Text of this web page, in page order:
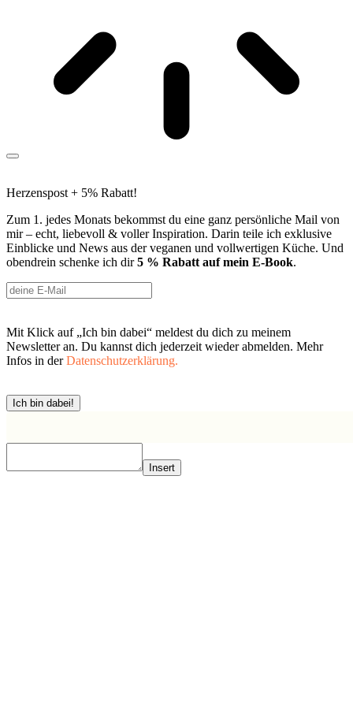
Herzenspost + 5% Rabatt!
Zum 1. jedes Monats bekommst du eine ganz persönliche Mail von
mir – echt, liebevoll & voller Inspiration. Darin teile ich exklusive
Einblicke und News aus der veganen und vollwertigen Küche. Und
obendrein schenke ich dir5 % Rabatt auf mein E-Book.
Mit Klick auf „Ich bin dabei“ meldest du dich zu meinem
Newsletter an. Du kannst dich jederzeit wieder abmelden. Mehr
Infos in derDatenschutzerklärung.
Ich bin dabei!
Insert